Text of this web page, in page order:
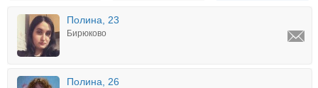
Полина, 23
Бирюково
Полина, 26